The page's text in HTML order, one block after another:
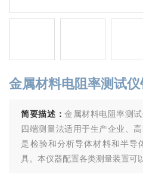
金属材料电阻率测试仪
简要描述：金属材料电阻率测
四端测量法适用于生产企业、
是检验和分析导体材料和半导
具。本仪器配置各类测量装置可